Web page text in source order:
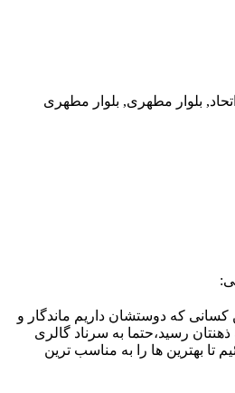
بلوار مطهری, بلوار مطهری
که دوستشان داریم ماندگار و
رسید،حتما به سرناد گالری
تا بهترین ها را به مناسب ترین